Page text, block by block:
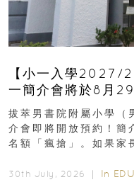
【小一入學2027/
一簡介會將於8月
｜更設有網上重溫
拔萃男書院附屬小學（
介會即將開放預約！簡
名額「瘋搶」。如果
30th July, 2026 ｜ In